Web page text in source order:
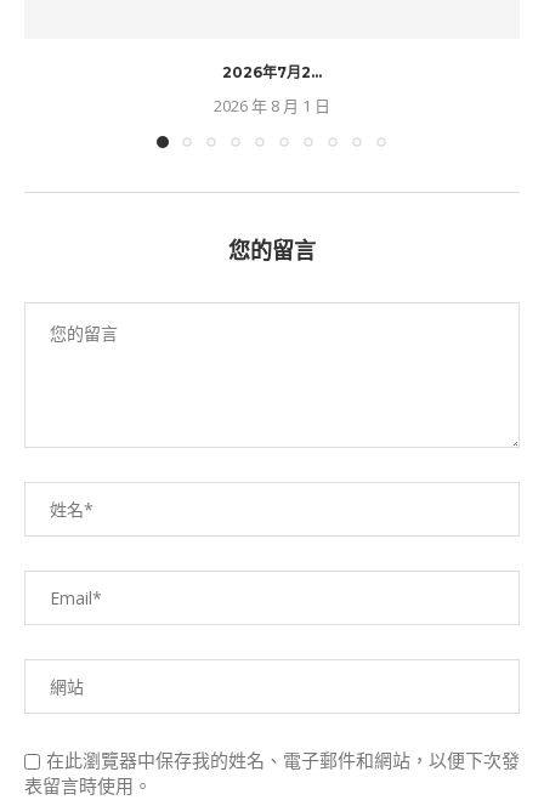
2026年7月2...
2026 年 8 月 1 日
您的留言
在此瀏覽器中保存我的姓名、電子郵件和網站，以便下次發
表留言時使用。